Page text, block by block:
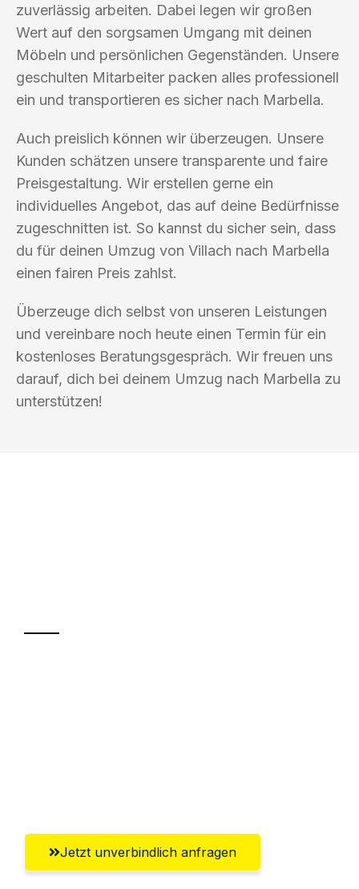
zuverlässig arbeiten. Dabei legen wir großen
Wert auf den sorgsamen Umgang mit deinen
Möbeln und persönlichen Gegenständen. Unsere
geschulten Mitarbeiter packen alles professionell
ein und transportieren es sicher nach Marbella.
Auch preislich können wir überzeugen. Unsere
Kunden schätzen unsere transparente und faire
Preisgestaltung. Wir erstellen gerne ein
individuelles Angebot, das auf deine Bedürfnisse
zugeschnitten ist. So kannst du sicher sein, dass
du für deinen Umzug von Villach nach Marbella
einen fairen Preis zahlst.
Überzeuge dich selbst von unseren Leistungen
und vereinbare noch heute einen Termin für ein
kostenloses Beratungsgespräch. Wir freuen uns
darauf, dich bei deinem Umzug nach Marbella zu
unterstützen!
Jetzt unverbindlich anfragen